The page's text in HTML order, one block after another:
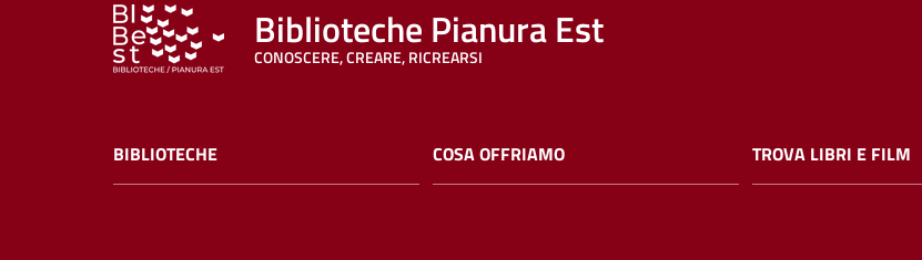
Biblioteche Pianura Est
CONOSCERE, CREARE, RICREARSI
BIBLIOTECHE COSA OFFRIAMO TROVA LIBRI E FILM